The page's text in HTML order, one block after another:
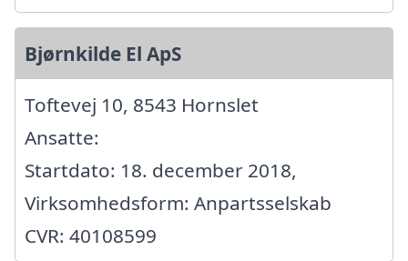
Bjørnkilde El ApS
Toftevej 10, 8543 Hornslet
Ansatte:
Startdato: 18. december 2018,
Virksomhedsform: Anpartsselskab
CVR: 40108599